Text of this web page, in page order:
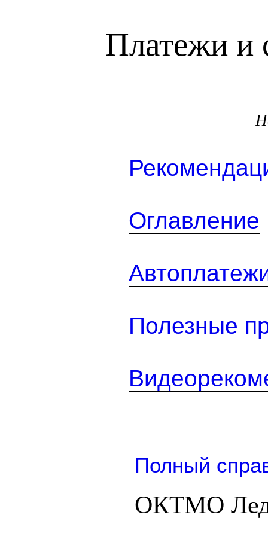
Платежи и
Оглавление
Полезные
Полный
ОКТМО